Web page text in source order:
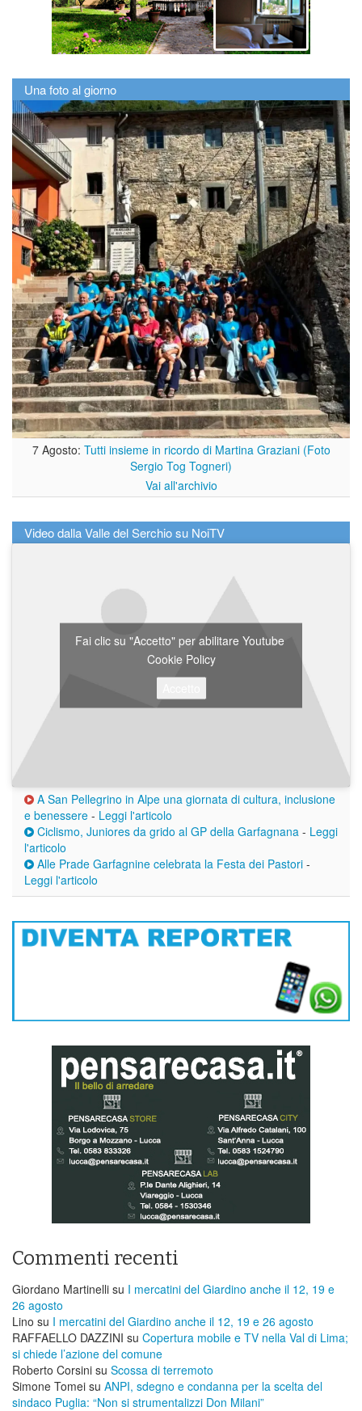
Una foto al giorno
7 Agosto: Tutti insieme in ricordo di Martina Graziani (Foto
Sergio Tog Togneri)
Vai all'archivio
Video dalla Valle del Serchio su NoiTV
Fai clic su "Accetto" per abilitare Youtube
Cookie Policy
A San Pellegrino in Alpe una giornata di cultura, inclusione
e benessere - Leggi l'articolo
Ciclismo, Juniores da grido al GP della Garfagnana - Leggi
l'articolo
Alle Prade Garfagnine celebrata la Festa dei Pastori -
Leggi l'articolo
Commenti recenti
Giordano Martinelli su I mercatini del Giardino anche il 12, 19 e
26 agosto
Lino su I mercatini del Giardino anche il 12, 19 e 26 agosto
RAFFAELLO DAZZINI su ​Copertura mobile e TV nella Val di Lima;
si chiede l’azione del comune
Roberto Corsini su Scossa di terremoto
Simone Tomei su ANPI, sdegno e condanna per la scelta del
sindaco Puglia: “Non si strumentalizzi Don Milani”